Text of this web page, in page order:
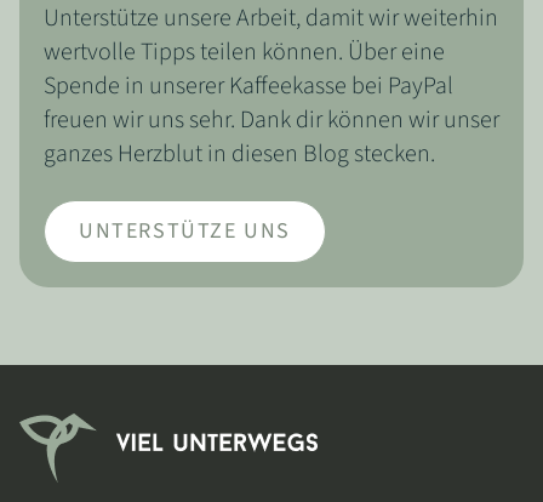
Unterstütze unsere Arbeit, damit wir weiterhin
wertvolle Tipps teilen können. Über eine
Spende in unserer Kaffeekasse bei PayPal
freuen wir uns sehr. Dank dir können wir unser
ganzes Herzblut in diesen Blog stecken.
UNTERSTÜTZE UNS